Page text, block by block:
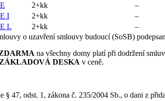
2+kk –
I
2+kk –
L
2+kk –
o uzavření smlouvy budoucí (SoSB)
na všechny domy platí při dodržení
ZÁKLADOVÁ DESKA v ceně.
§ 47, odst. 1, zákona č. 235/2004 Sb., o dani z